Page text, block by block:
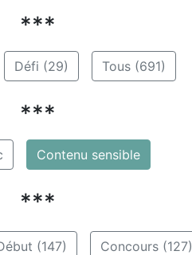
***
Défi (29) Tous (691)
***
Contenu sensible
***
(147) Concours (127)